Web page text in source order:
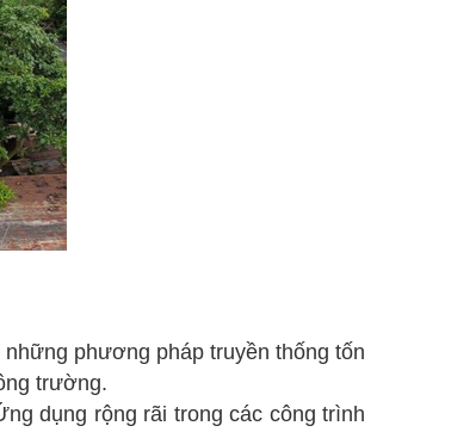
phương pháp truyền thống tốn
trường.
dụng rộng rãi trong các công trình